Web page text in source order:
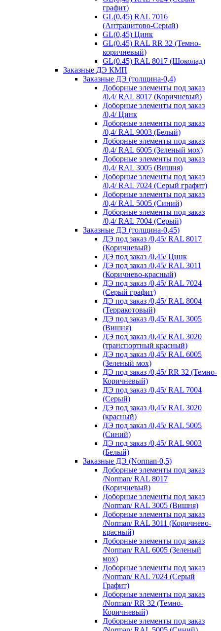
графит)
GL(0,45) RAL 7016
(Антрацитово-Серый)
GL(0,45) Цинк
GL(0.45) RAL RR 32 (Темно-
коричневый)
GL(0.45) RAL 8017 (Шоколад)
Заказные ДЭ КМП
Заказные ДЭ (толщина-0,4)
Доборные элементы под заказ
/0,4/ RAL 8017 (Коричневый)
Доборные элементы под заказ
/0,4/ Цинк
Доборные элементы под заказ
/0,4/ RAL 9003 (Белый)
Доборные элементы под заказ
/0,4/ RAL 6005 (Зеленый мох)
Доборные элементы под заказ
/0,4/ RAL 3005 (Вишня)
Доборные элементы под заказ
/0,4/ RAL 7024 (Серый графит)
Доборные элементы под заказ
/0,4/ RAL 5005 (Синий)
Доборные элементы под заказ
/0,4/ RAL 7004 (Серый)
Заказные ДЭ (толщина-0,45)
ДЭ под заказ /0,45/ RAL 8017
(Коричневый)
ДЭ под заказ /0,45/ Цинк
ДЭ под заказ /0,45/ RAL 3011
(Коричнево-красный)
ДЭ под заказ /0,45/ RAL 7024
(Серый графит)
ДЭ под заказ /0,45/ RAL 8004
(Терракотовый)
ДЭ под заказ /0,45/ RAL 3005
(Вишня)
ДЭ под заказ /0,45/ RAL 3020
(транспортный красный)
ДЭ под заказ /0,45/ RAL 6005
(Зеленый мох)
ДЭ под заказ /0,45/ RR 32 (Темно-
Коричневый)
ДЭ под заказ /0,45/ RAL 7004
(Серый)
ДЭ под заказ /0,45/ RAL 3020
(красный)
ДЭ под заказ /0,45/ RAL 5005
(Синий)
ДЭ под заказ /0,45/ RAL 9003
(Белый)
Заказные ДЭ (Norman-0,5)
Доборные элементы под заказ
/Norman/ RAL 8017
(Коричневый)
Доборные элементы под заказ
/Norman/ RAL 3005 (Вишня)
Доборные элементы под заказ
/Norman/ RAL 3011 (Коричнево-
красный)
Доборные элементы под заказ
/Norman/ RAL 6005 (Зеленый
мох)
Доборные элементы под заказ
/Norman/ RAL 7024 (Серый
Графит)
Доборные элементы под заказ
/Norman/ RR 32 (Темно-
Коричневый)
Доборные элементы под заказ